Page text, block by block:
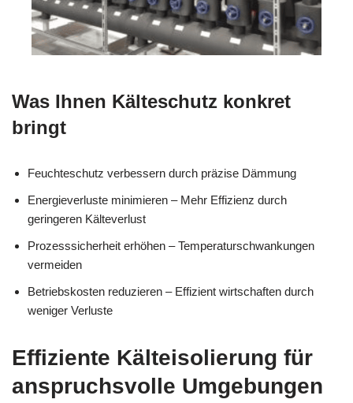
Was Ihnen Kälteschutz konkret
bringt
Feuchteschutz verbessern durch präzise Dämmung
Energieverluste minimieren – Mehr Effizienz durch
geringeren Kälteverlust
Prozesssicherheit erhöhen – Temperaturschwankungen
vermeiden
Betriebskosten reduzieren – Effizient wirtschaften durch
weniger Verluste
Effiziente Kälteisolierung für
anspruchsvolle Umgebungen